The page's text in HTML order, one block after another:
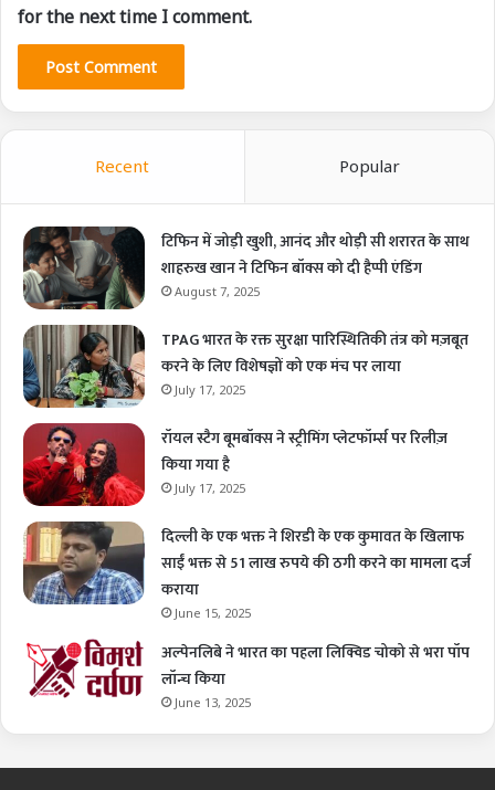
for the next time I comment.
Recent Popular
टिफिन में जोड़ी खुशी, आनंद और थोड़ी सी शरारत के साथ
शाहरुख खान ने टिफिन बॉक्स को दी हैप्पी एंडिंग
August 7, 2025
TPAG भारत के रक्त सुरक्षा पारिस्थितिकी तंत्र को मज़बूत
करने के लिए विशेषज्ञों को एक मंच पर लाया
July 17, 2025
रॉयल स्टैग बूमबॉक्स ने स्ट्रीमिंग प्लेटफॉर्म्स पर रिलीज़
किया गया है
July 17, 2025
दिल्ली के एक भक्त ने शिरडी के एक कुमावत के खिलाफ
साईं भक्त से 51 लाख रुपये की ठगी करने का मामला दर्ज
कराया
June 15, 2025
अल्पेनलिबे ने भारत का पहला लिक्विड चोको से भरा पॉप
लॉन्च किया
June 13, 2025